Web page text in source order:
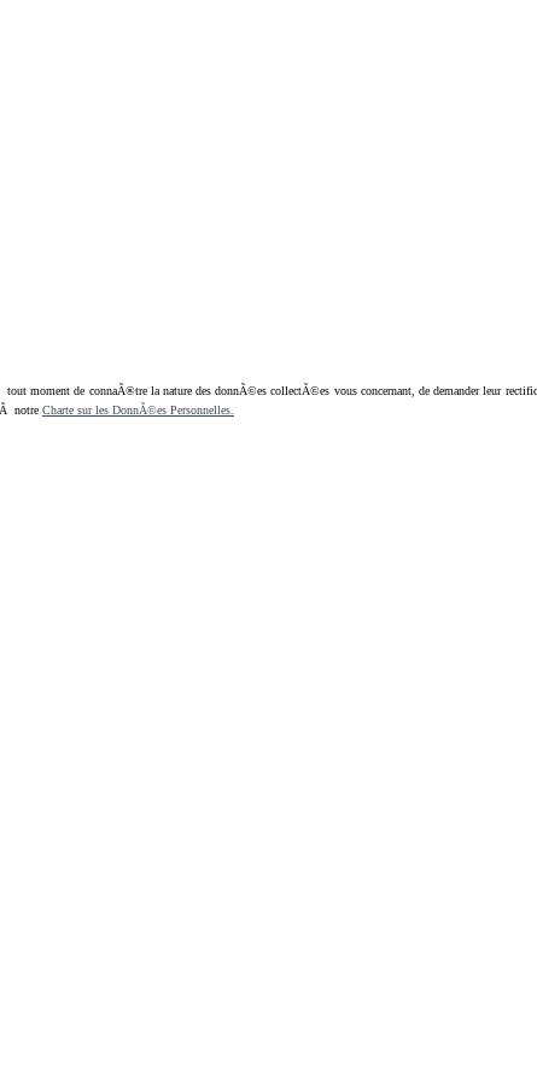
de connaÃ®tre la nature des donnÃ©es collectÃ©es vous concernant, de demander leur
Ã notre Charte sur les DonnÃ©es Personnelles.